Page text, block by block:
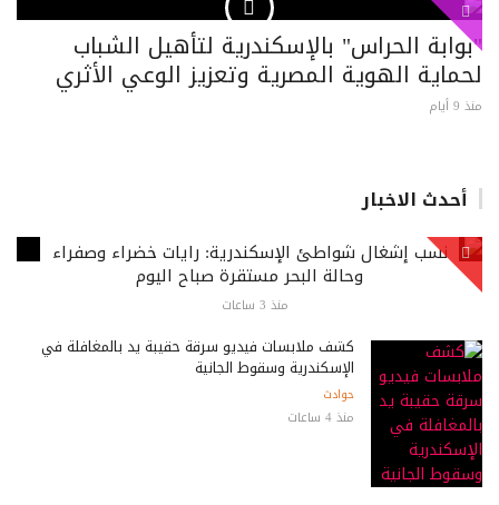
"بوابة الحراس" بالإسكندرية لتأهيل الشباب
لحماية الهوية المصرية وتعزيز الوعي الأثري
منذ 9 أيام
أحدث الاخبار
نسب إشغال شواطئ الإسكندرية: رايات خضراء وصفراء
وحالة البحر مستقرة صباح اليوم
منذ 3 ساعات
كشف ملابسات فيديو سرقة حقيبة يد بالمغافلة في
الإسكندرية وسقوط الجانية
حوادث
منذ 4 ساعات